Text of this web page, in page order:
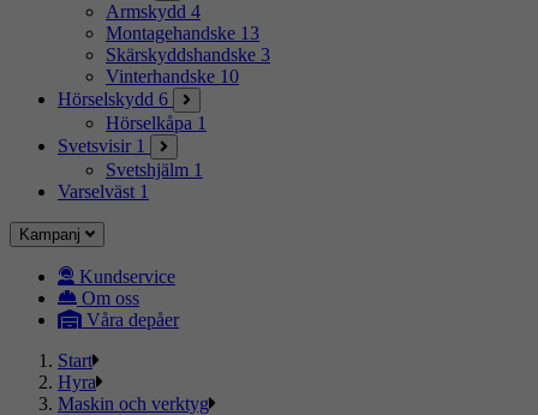
Armskydd 4
Montagehandske 13
Skärskyddshandske 3
Vinterhandske 10
Hörselskydd 6
Hörselkåpa 1
Svetsvisir 1
Svetshjälm 1
Varselväst 1
Kampanj
Kundservice
Om oss
Våra depåer
Start
Hyra
Maskin och verktyg